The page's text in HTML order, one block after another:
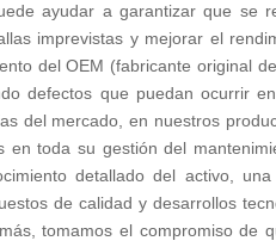
ayudar a garantizar que se
imprevistas y mejorar el
del OEM (fabricante original
defectos que puedan ocurrir
del mercado, en nuestros
en toda su gestión del
detallado del activo,
de calidad y desarrollos
tomamos el compromiso de